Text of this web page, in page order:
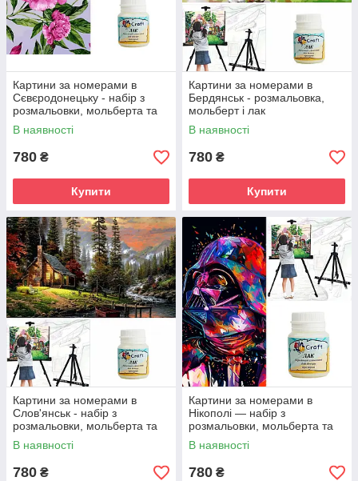
Картини за номерами в
Сєвєродонецьку - набір з
розмальовки, мольберта та
лаку
В наявності
780 ₴
Купити
Картини за номерами в
Бердянськ - розмальовка,
мольберт і лак
В наявності
780 ₴
Купити
Картини за номерами в
Слов'янськ - набір з
розмальовки, мольберта та
лаку
В наявності
780 ₴
Картини за номерами в
Нікополі — набір з
розмальовки, мольберта та
лаку
В наявності
780 ₴